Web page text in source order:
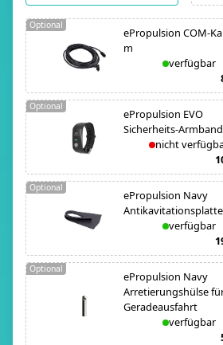
ePropulsion COM-
m
verfügbar
Optional
ePropulsion EVO
Sicherheits-Armband
nicht
Optional
ePropulsion Navy
Antikavitationsplatte
verfügbar
Optional
ePropulsion Navy
Arretierungshülse
Geradeausfahrt
verfügbar
Optional